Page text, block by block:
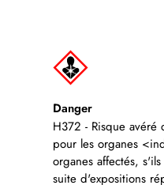
Danger
H372 - Risque avéré
pour les organes
organes affectés,
suite d'expositions